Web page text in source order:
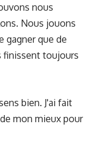
nous
Nous jouons
gagner que de
finissent toujours
bien. J'ai fait
mon mieux pour